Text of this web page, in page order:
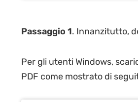
Passaggio 1. Innanzitutto,
Per gli utenti Windows,
PDF come mostrato di